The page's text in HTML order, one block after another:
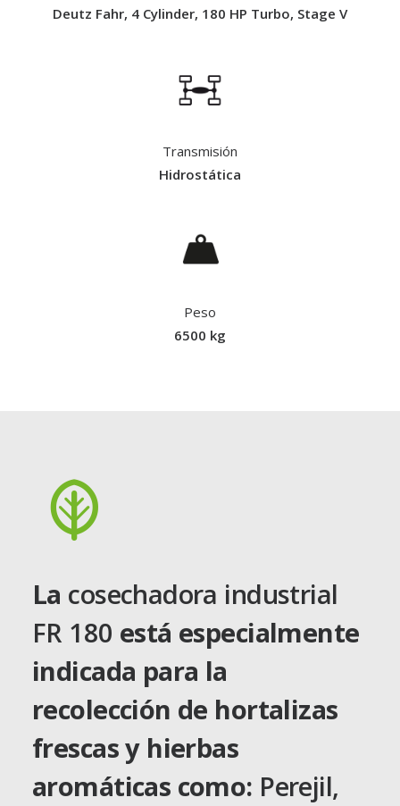
Deutz Fahr, 4 Cylinder, 180 HP Turbo, Stage V
Transmisión
Hidrostática
Peso
6500 kg
La cosechadora industrial
FR 180 está especialmente
indicada para la
recolección de hortalizas
frescas y hierbas
aromáticas como: Perejil,